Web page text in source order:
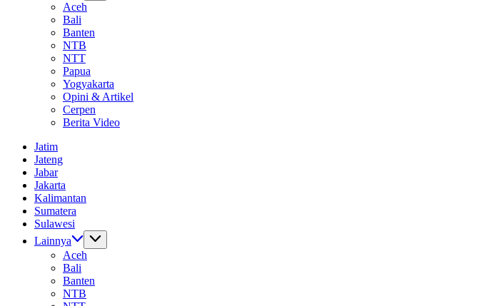
Aceh
Bali
Banten
NTB
NTT
Papua
Yogyakarta
Opini & Artikel
Cerpen
Berita Video
Jatim
Jateng
Jabar
Jakarta
Kalimantan
Sumatera
Sulawesi
Lainnya
Aceh
Bali
Banten
NTB